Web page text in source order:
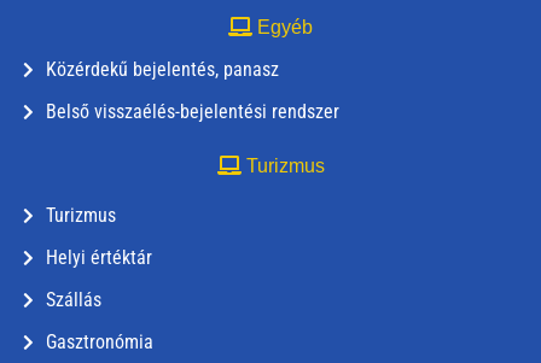
Egyéb
Közérdekű bejelentés, panasz
Belső visszaélés-bejelentési rendszer
Turizmus
Turizmus
Helyi értéktár
Szállás
Gasztronómia